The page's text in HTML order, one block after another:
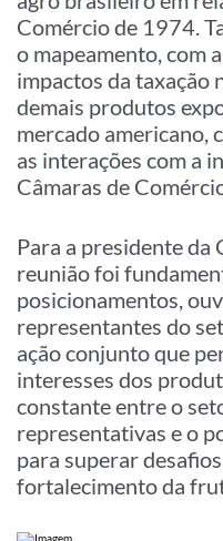
Comércio de 1974.
o mapeamento, com
impactos da taxação
demais produtos
mercado americano,
as interações com a
Câmaras de
Para a presidente da
reunião foi
posicionamentos,
representantes do
ação conjunto que
interesses dos
constante entre o
representativas e o
para superar
fortalecimento da